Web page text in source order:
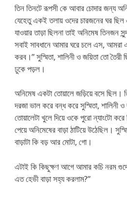
তিন তিনটে রূপসী কে আবার চোদার জন্য
যেহেতু একই তলায় ওদের চারজনের ঘর ছিল
যাওয়ার তাড়া ছিলনা তাই অনিমেষ তিনজন
সবাই সাবধানে আমার ঘরে চলে এস, আমরা
করব।” সুস্মিতা, শালিনী ও জয়িতা তো তৈরী
ঢুকে পড়ল।
অনিমেষ একটা তোয়ালে জড়িয়ে বসে ছিল।
দরজা ভাল করে বন্ধ করে সুস্মিতা, শালিনী
তোয়ালেটা খুলে দিয়ে ওকে পুরো ন্যাংটো
পেয়ে অনিমেষের বাড়া ঠাটিয়ে উঠেছিল।
বাড়াটা কি বড় আর মোটা, গো।
এটাই কি কিছুক্ষণ আগে আমার কচি নরম
এত হেভী বাড়া সহ্য করলাম?”